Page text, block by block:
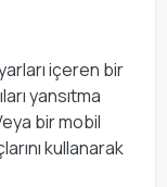
içeren bir
yansıtma
bir mobil
kullanarak